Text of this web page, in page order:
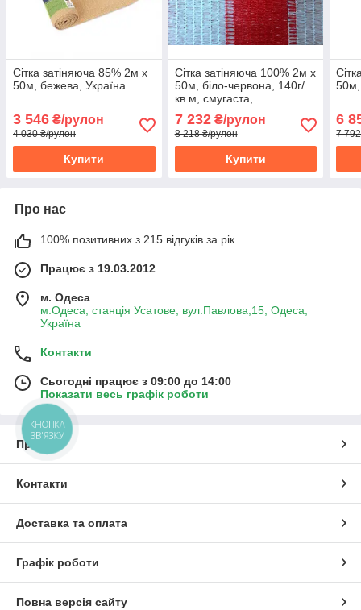
Сітка затіняюча 85% 2м х
50м, бежева, Україна
3 546 ₴/рулон
4 030 ₴/рулон
Купити
Сітка затіняюча 100% 2м х
50м, біло-червона, 140г/
кв.м, смугаста,
Україна
7 232₴/рулон
8 218 ₴/рулон
Купити
50м,
6
7
Про нас
100% позитивних з 215 відгуків за рік
Працює з 19.03.2012
м. Одеса
м.Одеса, станція Усатове, вул.Павлова,15, Одеса,
Україна
Контакти
Сьогодні працює з 09:00 до 14:00
Показати весь графік роботи
Про нас
Контакти
Доставка та оплата
Графік роботи
Повна версія сайту
КНОПКА
ЗВ'ЯЗКУ